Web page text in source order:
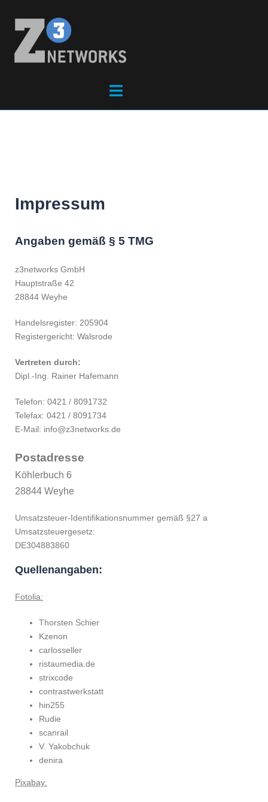
Impressum
Angaben gemäß § 5 TMG
z3networks GmbH
Hauptstraße 42
28844 Weyhe
Handelsregister: 205904
Registergericht: Walsrode
Vertreten durch:
Dipl.-Ing. Rainer Hafemann
Telefon: 0421 / 8091732
Telefax: 0421 / 8091734
E-Mail: info@z3networks.de
Postadresse
Köhlerbuch 6
28844 Weyhe
Umsatzsteuer-Identifikationsnummer gemäß §27 a
Umsatzsteuergesetz:
DE304883860
Quellenangaben:
Fotolia:
Thorsten Schier
Kzenon
carlosseller
ristaumedia.de
strixcode
contrastwerkstatt
hin255
Rudie
scanrail
V. Yakobchuk
denira
Pixabay: